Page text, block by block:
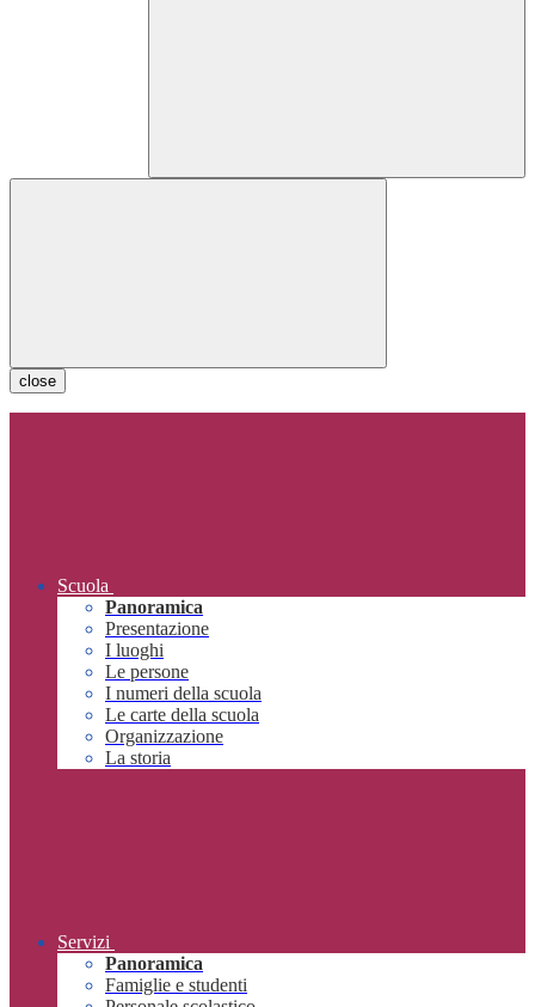
close
Scuola
Panoramica
Presentazione
I luoghi
Le persone
I numeri della scuola
Le carte della scuola
Organizzazione
La storia
Servizi
Panoramica
Famiglie e studenti